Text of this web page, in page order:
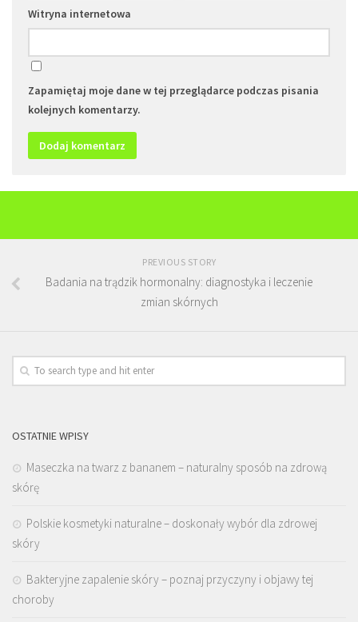
Witryna internetowa
Zapamiętaj moje dane w tej przeglądarce podczas pisania
kolejnych komentarzy.
PREVIOUS STORY
Badania na trądzik hormonalny: diagnostyka i leczenie
zmian skórnych
OSTATNIE WPISY
Maseczka na twarz z bananem – naturalny sposób na zdrową
skórę
Polskie kosmetyki naturalne – doskonały wybór dla zdrowej
skóry
Bakteryjne zapalenie skóry – poznaj przyczyny i objawy tej
choroby